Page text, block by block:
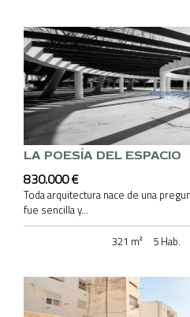
LA POESÍA DEL ESPACIO
830.000 €
Toda arquitectura nace de una
fue sencilla y...
321 m²
5 Hab.